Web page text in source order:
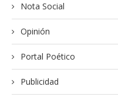
Nota Social
Opinión
Portal Poético
Publicidad